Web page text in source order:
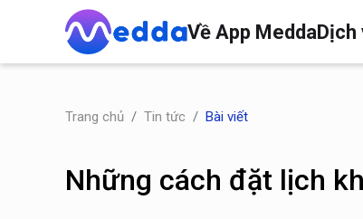
Về App MeddaDịch
Trang chủ Tin tức
Bài viết
Những cách đặt lịch